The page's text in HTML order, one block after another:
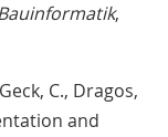
,
C., Dragos,
and